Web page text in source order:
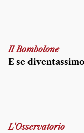
Il Bombolone
E se
L'Osservatorio